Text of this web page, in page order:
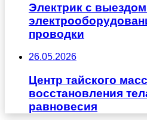
Электрик с
проводки
26.05.2026
Центр тайского
восстановления
равновесия